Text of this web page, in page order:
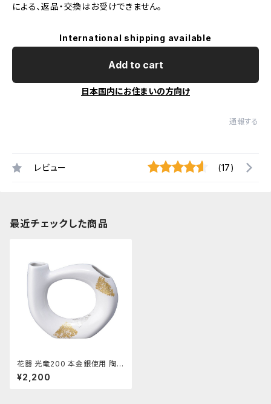
による、返品・交換はお受けできません。
International shipping available
Add to cart
日本国内にお住まいの方向け
通報する
レビュー (17)
最近チェックした商品
花器 光竜200 本金銀使用 陶器
水盤 花瓶 コンポーネント フラ
ワーベース
¥2,200